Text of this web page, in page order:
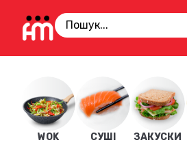
WOK СУШІ ЗАКУСКИ